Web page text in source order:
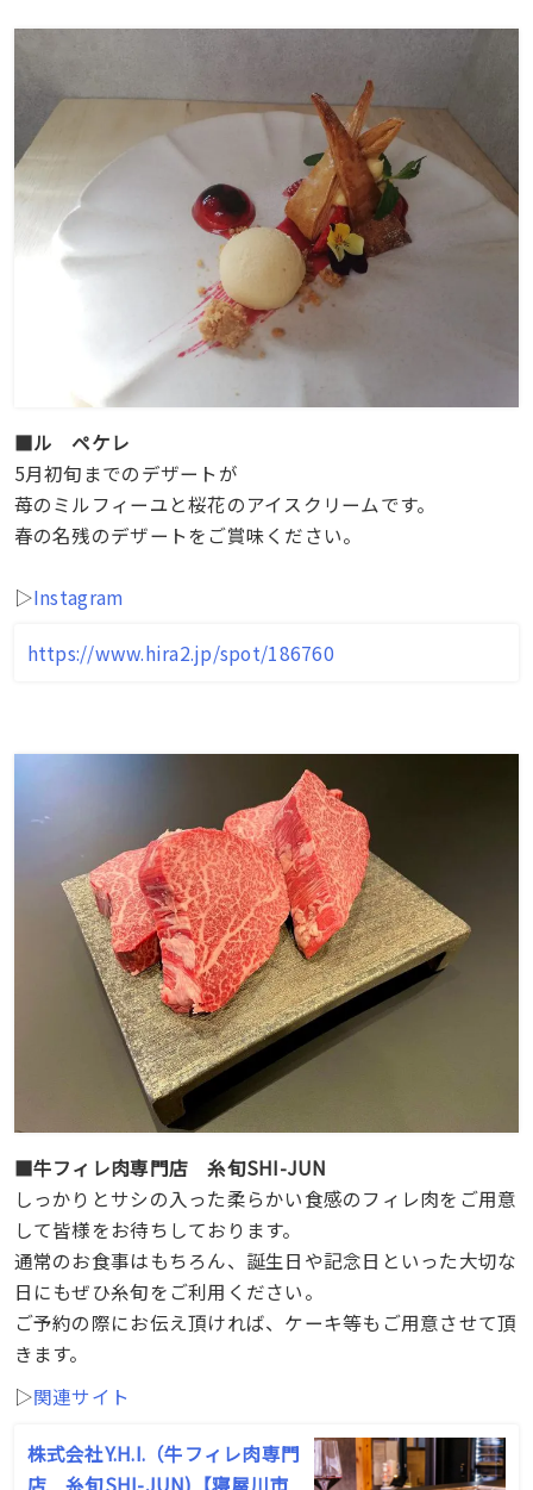
■ル ペケレ
5月初旬までのデザートが
苺のミルフィーユと桜花のアイスクリームです。
春の名残のデザートをご賞味ください。
▷Instagram
https://www.hira2.jp/spot/186760
■牛フィレ肉専門店 糸旬SHI-JUN
しっかりとサシの入った柔らかい食感のフィレ肉をご用意
して皆様をお待ちしております。
通常のお食事はもちろん、誕生日や記念日といった大切な
日にもぜひ糸旬をご利用ください。
ご予約の際にお伝え頂ければ、ケーキ等もご用意させて頂
きます。
▷関連サイト
株式会社Y.H.I.（牛フィレ肉専門
店 糸旬SHI-JUN)【寝屋川市